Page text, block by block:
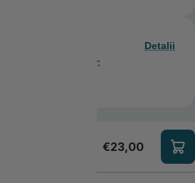
Detalii
inclusiv:
€23,00